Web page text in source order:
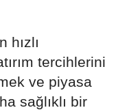
hızlı
tercihlerini
ve piyasa
sağlıklı bir